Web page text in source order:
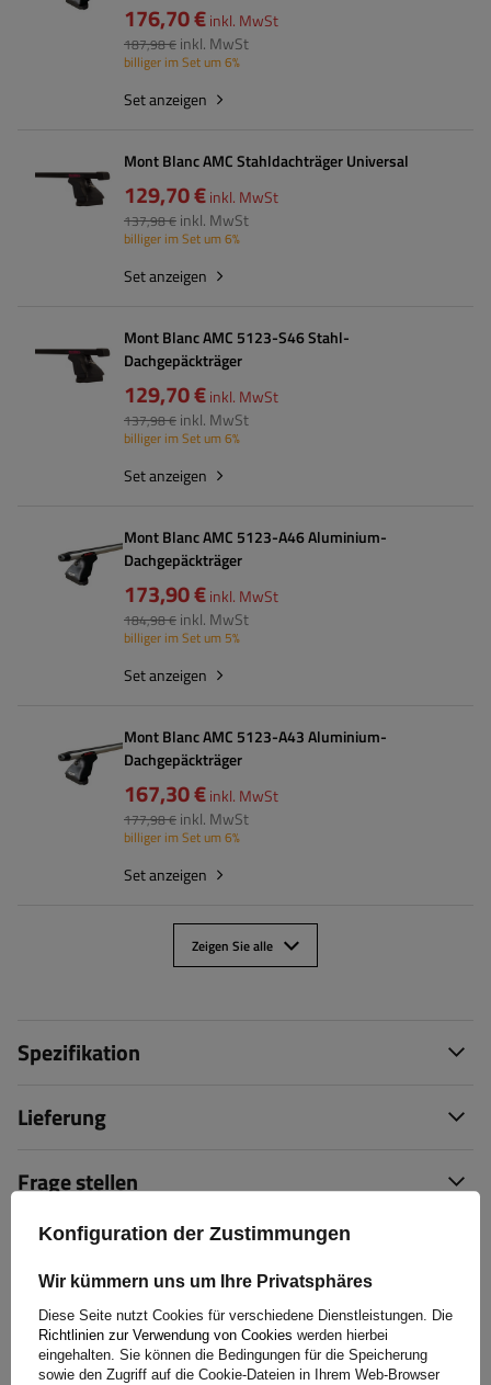
176,70 €inkl. MwSt
187,98 € inkl. MwSt
billiger im Set um 6%
Set anzeigen
Mont Blanc AMC Stahldachträger Universal
129,70 €inkl. MwSt
137,98 € inkl. MwSt
billiger im Set um 6%
Set anzeigen
Mont Blanc AMC 5123-S46 Stahl-
Dachgepäckträger
129,70 €inkl. MwSt
137,98 € inkl. MwSt
billiger im Set um 6%
Set anzeigen
Mont Blanc AMC 5123-A46 Aluminium-
Dachgepäckträger
173,90 €inkl. MwSt
184,98 € inkl. MwSt
billiger im Set um 5%
Set anzeigen
Mont Blanc AMC 5123-A43 Aluminium-
Dachgepäckträger
167,30 €inkl. MwSt
177,98 € inkl. MwSt
billiger im Set um 6%
Set anzeigen
Zeigen Sie alle
Spezifikation
Lieferung
Frage stellen
Bewertungen (0)
Bewertung schreiben
Ihre Bewertung:
Konfiguration der Zustimmungen
Wir kümmern uns um Ihre Privatsphäres
Diese Seite nutzt Cookies für verschiedene Dienstleistungen. Die
Richtlinien zur Verwendung von Cookies werden hierbei
eingehalten. Sie können die Bedingungen für die Speicherung
sowie den Zugriff auf die Cookie-Dateien in Ihrem Web-Browser